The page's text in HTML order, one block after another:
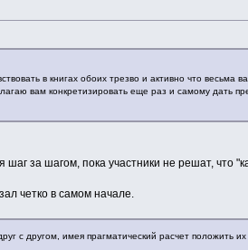
в книгах обоих трезво и активно что весьма
вам конкретизировать еще раз и самому дать
за шагом, пока участники не решат, что
четко в самом начале.
с другом, имея прагматический расчет положить их